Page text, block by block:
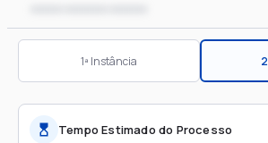
1ª Instância
Tempo Estimado do Processo